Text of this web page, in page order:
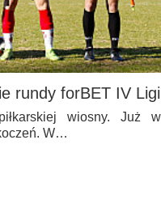
rundy forBET IV Ligi
wiosny. Już w
W…